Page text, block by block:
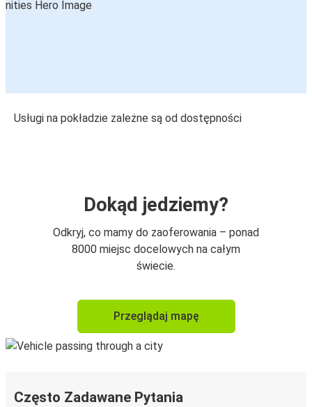
Usługi na pokładzie zależne są od dostępności
Dokąd jedziemy?
Odkryj, co mamy do zaoferowania – ponad
8000 miejsc docelowych na całym
świecie.
Przeglądaj mapę
Często Zadawane Pytania